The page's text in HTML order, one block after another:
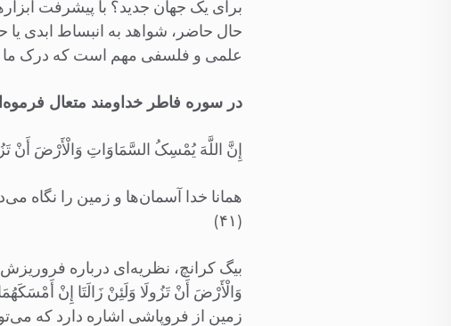
برای یک جهان جدید؟ با پیشرفت
حال حاضر، شواهد به انبساط ابدی یا
علمی و فلسفی مهم است که درک ما
در سوره فاطر خداومند متعال
إِنَّ اللَّهَ یُمْسِکُ السَّمَاوَاتِ وَالْأَرْضَ أَنْ
همانا خدا آسمان‌ها و زمین را نگاه
(۴۱)
وَالْأَرْضَ أَنْ تَزُولَا وَلَئِنْ زَالَتَا إِنْ
زمین از فروپاشی اشاره دارد که